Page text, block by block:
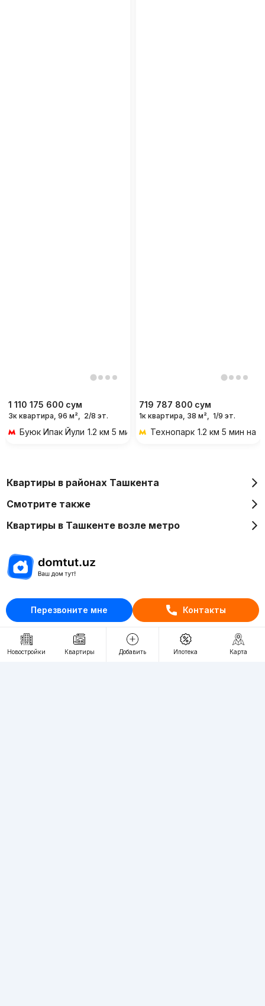
Перезвоните мне Контакты
1 110 175 600 сум
3к квартира, 96 м², 2/8 эт.
Буюк Ипак Йули 1.2 км 5 мин на транспорте
719 787 800 сум
1к квартира, 38 м², 1/9 эт.
Технопарк 1.2 км 5 мин на
Новостройки Квартиры Добавить Ипотека Карта
Квартиры в районах Ташкента
Смотрите также
Квартиры в Ташкенте возле метро
Отдел рекламы
+998 (78) 113-20-86
Пн-Пт. С 9:30 до 18:00